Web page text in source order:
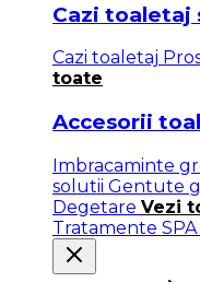
Cazi toaletaj
Cazi toaletaj
toate
Accesorii
Imbracaminte
solutii Gentute
Degetare Vezi
Tratamente SPA